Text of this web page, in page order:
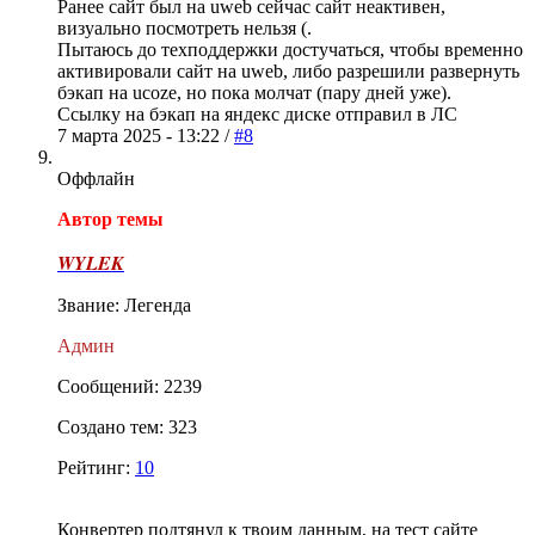
Ранее сайт был на uweb сейчас сайт неактивен,
визуально посмотреть нельзя (.
Пытаюсь до техподдержки достучаться, чтобы временно
активировали сайт на uweb, либо разрешили развернуть
бэкап на ucozе, но пока молчат (пару дней уже).
Ссылку на бэкап на яндекс диске отправил в ЛС
7 марта 2025 - 13:22 /#8
Оффлайн
Автор темы
WYLEK
Звание: Легенда
Админ
Сообщений: 2239
Создано тем: 323
Рейтинг: 10
Конвертер подтянул к твоим данным, на тест сайте